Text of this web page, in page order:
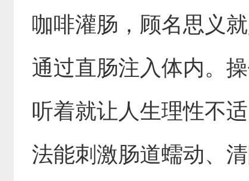
咖啡灌肠，顾名思义
通过直肠注入体内。
听着就让人生理性不
法能刺激肠道蠕动、